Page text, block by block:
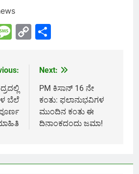
Message
Copy
ಬೆಲೆ
Next:
PM ಕಿಸಾನ್ 16 ನೇ
ಕಂತು: ಫಲಾನುಭವಿಗಳ
ಮುಂದಿನ ಕಂತು ಈ
ದಿನಾಂಕದಂದು ಜಮಾ!